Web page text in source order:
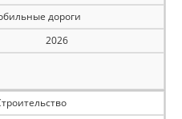
дороги
2026